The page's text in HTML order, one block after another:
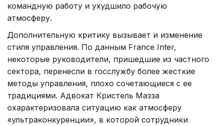
командную работу и ухудшило рабочую
атмосферу.
Дополнительную критику вызывает и изменение
стиля управления. По данным France Inter,
некоторые руководители, пришедшие из частного
сектора, перенесли в госслужбу более жесткие
методы управления, плохо сочетающиеся с ее
традициями. Адвокат Кристель Мазза
охарактеризовала ситуацию как атмосферу
«ультраконкуренции», в которой сотрудники